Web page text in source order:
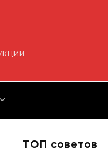
ТОП советов